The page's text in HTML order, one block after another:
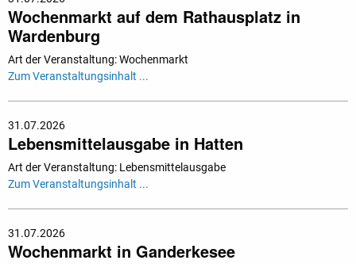
Wochenmarkt auf dem Rathausplatz in
Wardenburg
Art der Veranstaltung: Wochenmarkt
Zum Veranstaltungsinhalt ...
31.07.2026
Lebensmittelausgabe in Hatten
Art der Veranstaltung: Lebensmittelausgabe
Zum Veranstaltungsinhalt ...
31.07.2026
Wochenmarkt in Ganderkesee